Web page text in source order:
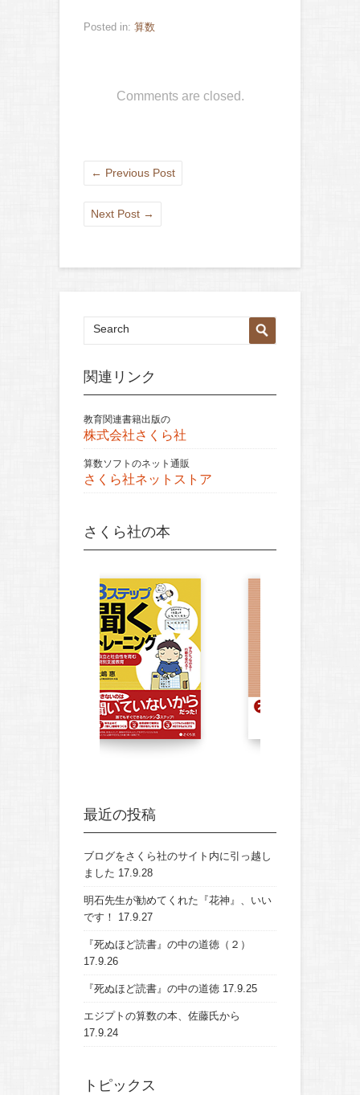
Posted in: 算数
Comments are closed.
← Previous Post
Next Post →
関連リンク
教育関連書籍出版の
株式会社さくら社
算数ソフトのネット通販
さくら社ネットストア
さくら社の本
最近の投稿
ブログをさくら社のサイト内に引っ越し
ました 17.9.28
明石先生が勧めてくれた『花神』、いい
です！
17.9.27
『死ぬほど読書』の中の道徳（２）
17.9.26
『死ぬほど読書』の中の道徳 17.9.25
エジプトの算数の本、佐藤氏から
17.9.24
トピックス